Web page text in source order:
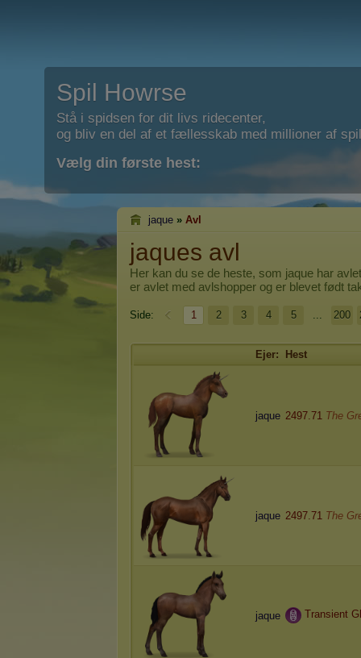
Spil Howrse
Stå i spidsen for dit livs ridecenter,
og bliv en del af et fællesskab med millioner af
Vælg din første hest:
jaque » Avl
jaques avl
Her kan du se de heste, som jaque har
er avlet med avlshopper og er blevet født
Side: 1 2 3 4 5 ... 200
Ejer: Hest
jaque 2497.71 The
jaque 2497.71 The
jaque Transient